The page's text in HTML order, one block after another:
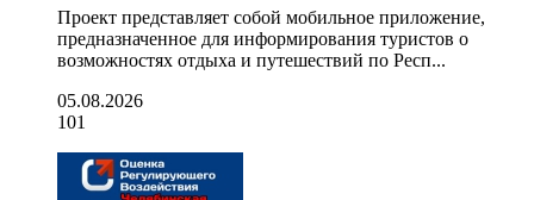
Проект представляет собой мобильное приложение,
предназначенное для информирования туристов о
возможностях отдыха и путешествий по Респ...
05.08.2026
101